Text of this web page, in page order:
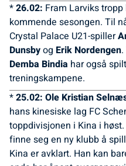
*26.02: Fram Larviks
kommende sesongen. Til
Crystal Palace U21-spiller
Dunsbyog Erik Nordengen
Demba Bindia har også
treningskampene.
*25.02: Ole Kristian
hans kinesiske lag FC
toppdivisjonen i Kina i
finne seg en ny klubb å
Kina er avklart. Han kan